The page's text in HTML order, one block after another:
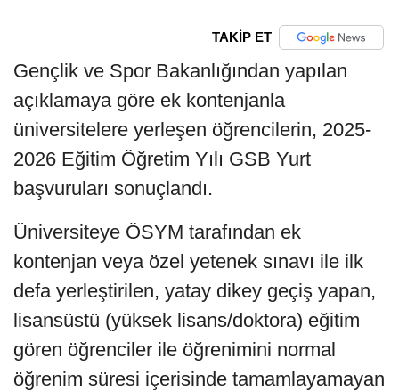
TAKİP ET
Gençlik ve Spor Bakanlığından yapılan
açıklamaya göre ek kontenjanla
üniversitelere yerleşen öğrencilerin, 2025-
2026 Eğitim Öğretim Yılı GSB Yurt
başvuruları sonuçlandı.
Üniversiteye ÖSYM tarafından ek
kontenjan veya özel yetenek sınavı ile ilk
defa yerleştirilen, yatay dikey geçiş yapan,
lisansüstü (yüksek lisans/doktora) eğitim
gören öğrenciler ile öğrenimini normal
öğrenim süresi içerisinde tamamlayamayan